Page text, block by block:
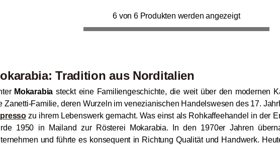
6 von 6 Produkten werden angezeigt
Tradition aus Norditalien
Mokarabia steckt eine Familiengeschichte, die weit über den modernen
Zanetti-Familie, deren Wurzeln im venezianischen Handelswesen des 17.
zu ihrem Lebenswerk gemacht. Was einst als Rohkaffeehandel in der
1950 in Mailand zur Rösterei Mokarabia. In den 1970er Jahren
und führte es konsequent in Richtung Qualität und Handwerk.